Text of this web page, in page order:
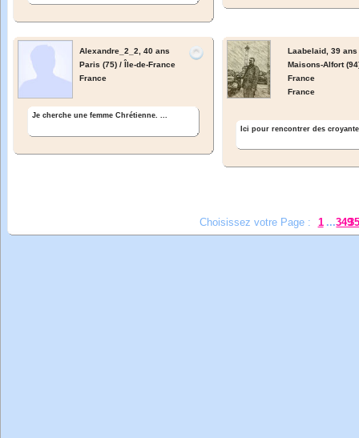
Alexandre_2_2,
40 ans
Paris (75) / Île-de-France
France
Je cherche une femme Chrétienne. ...
Laabelaid, 39 ans
Maisons-Alfort
France
France
Ici pour rencontrer des
Choisissez votre Page : 1 ...349